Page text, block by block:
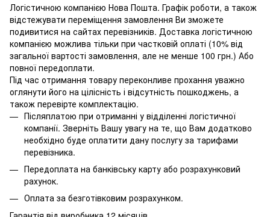
Логістичною компанією Нова Пошта. Графік роботи, а також
відстежувати переміщення замовлення Ви зможете
подивитися на сайтах перевізників. Доставка логістичною
компанією можлива тільки при частковій оплаті (10% від
загальної вартості замовлення, але не менше 100 грн.) Або
повної передоплати.
Під час отримання товару переконливе прохання уважно
оглянути його на цілісність і відсутність пошкоджень, а
також перевірте комплектацію.
Післяплатою при отриманні у відділенні логістичної
компанії. Зверніть Вашу увагу на те, що Вам додатково
необхідно буде оплатити дану послугу за тарифами
перевізника.
Передоплата на банківську карту або розрахунковий
рахунок.
Оплата за безготівковим розрахунком.